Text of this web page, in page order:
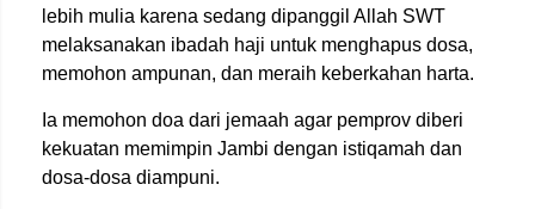
lebih mulia karena sedang dipanggil Allah SWT
melaksanakan ibadah haji untuk menghapus dosa,
memohon ampunan, dan meraih keberkahan harta.
Ia memohon doa dari jemaah agar pemprov diberi
kekuatan memimpin Jambi dengan istiqamah dan
dosa-dosa diampuni.